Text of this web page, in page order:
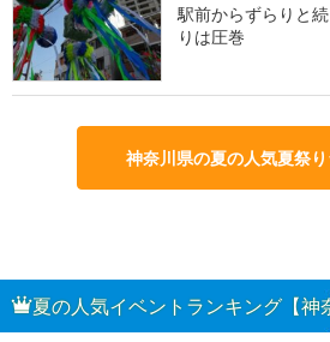
駅前からずらりと
りは圧巻
神奈川県の夏の人気夏祭
夏の人気イベントランキング【神